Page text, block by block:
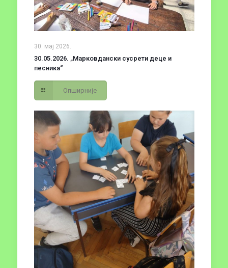
30. мај 2026.
30.05.2026. „Марковдански сусрети деце и
песника“
Опширније